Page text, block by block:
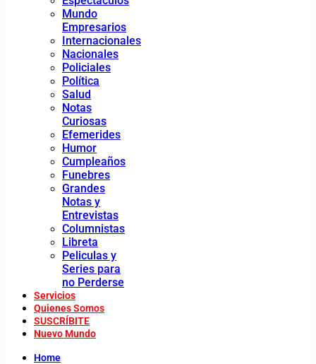
Mundo
Empresarios
Internacionales
Nacionales
Policiales
Política
Salud
Notas
Curiosas
Efemerides
Humor
Cumpleaños
Funebres
Grandes
Notas y
Entrevistas
Columnistas
Libreta
Peliculas y
Series para
no Perderse
Servicios
Quienes Somos
SUSCRÍBITE
Nuevo Mundo
Home